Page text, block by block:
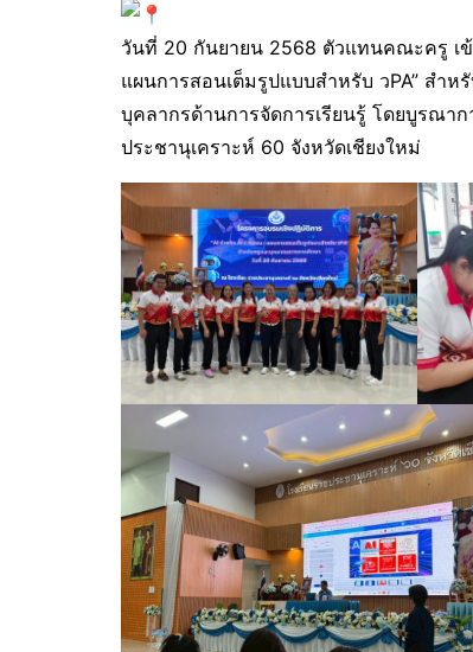
วันที่ 20 กันยายน 2568 ตัวแทนคณะครู เ
แผนการสอนเต็มรูปแบบสำหรับ วPA” สำ
บุคลากรด้านการจัดการเรียนรู้ โดยบูรณา
ประชานุเคราะห์ 60 จังหวัดเชียงใหม่